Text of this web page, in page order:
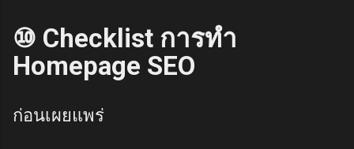
⑩ Checklist การทำ
Homepage SEO
ก่อนเผยแพร่